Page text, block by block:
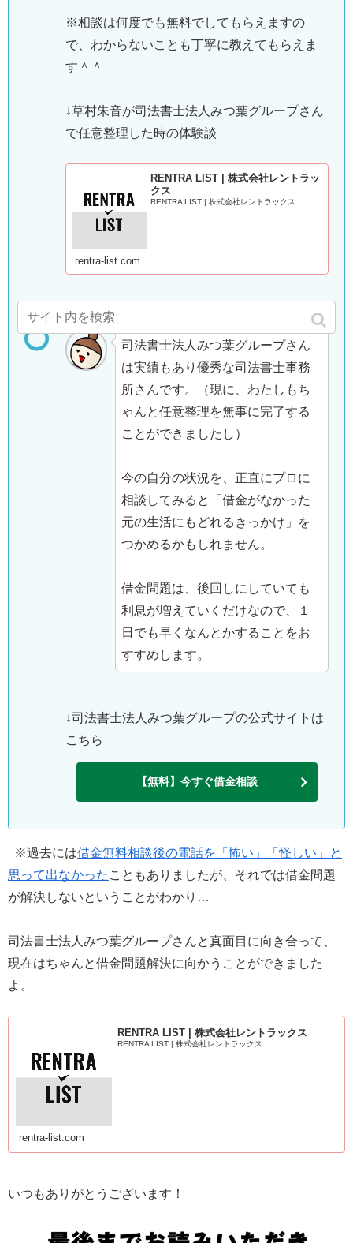
※相談は何度でも無料でしてもらえますの
で、わからないことも丁寧に教えてもらえま
す＾＾
↓草村朱音が司法書士法人みつ葉グループさん
で任意整理した時の体験談
RENTRA LIST | 株式会社レントラッ
クス
RENTRA LIST | 株式会社レントラックス
rentra-list.com
司法書士法人みつ葉グループさん
は実績もあり優秀な司法書士事務
所さんです。（現に、わたしもち
ゃんと任意整理を無事に完了する
ことができましたし）
今の自分の状況を、正直にプロに
相談してみると「借金がなかった
元の生活にもどれるきっかけ」を
つかめるかもしれません。
借金問題は、後回しにしていても
利息が増えていくだけなので、１
日でも早くなんとかすることをお
すすめします。
↓司法書士法人みつ葉グループの公式サイトは
こちら
【無料】今すぐ借金相談
※過去には借金無料相談後の電話を「怖い」「怪しい」と
思って出なかった こともありましたが、それでは借金問題
が解決しないということがわかり…
司法書士法人みつ葉グループさんと真面目に向き合って、
現在はちゃんと借金問題解決に向かうことができました
よ。
RENTRA LIST | 株式会社レントラックス
RENTRA LIST | 株式会社レントラックス
rentra-list.com
いつもありがとうございます！